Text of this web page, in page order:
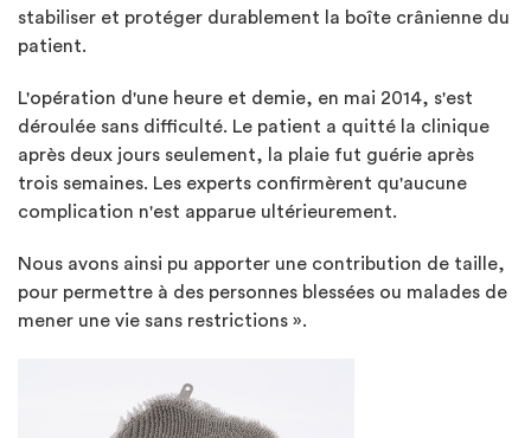
stabiliser et protéger durablement la boîte crânienne du
patient.
L'opération d'une heure et demie, en mai 2014, s'est
déroulée sans difficulté. Le patient a quitté la clinique
après deux jours seulement, la plaie fut guérie après
trois semaines. Les experts confirmèrent qu'aucune
complication n'est apparue ultérieurement.
Nous avons ainsi pu apporter une contribution de taille,
pour permettre à des personnes blessées ou malades de
mener une vie sans restrictions ».